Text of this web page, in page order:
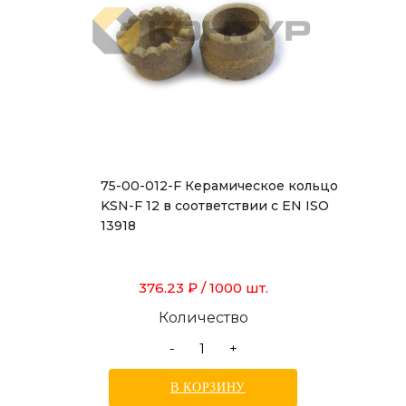
75-00-012-F Керамическое кольцо
KSN-F 12 в соответствии с EN ISO
13918
376.23 ₽ / 1000 шт.
Количество
-
+
В КОРЗИНУ